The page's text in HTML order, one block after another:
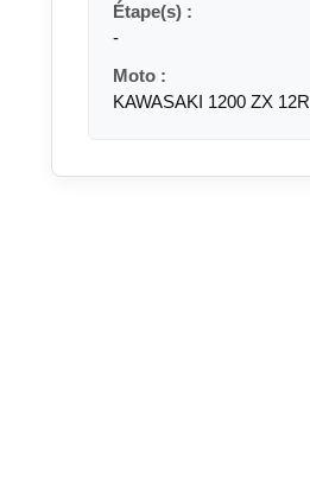
Étape(s) :
-
Moto :
KAWASAKI 1200 ZX 12R